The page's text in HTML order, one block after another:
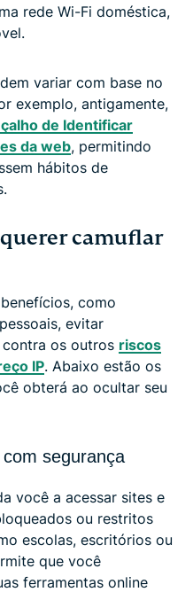
rede Wi-Fi doméstica,
variar com base no
exemplo, antigamente,
de Identificar
da web, permitindo
hábitos de
camuflar
como
evitar
os outros riscos
IP. Abaixo estão os
obterá ao ocultar seu
segurança
você a acessar sites e
ou restritos
escolas, escritórios ou
que você
ferramentas online